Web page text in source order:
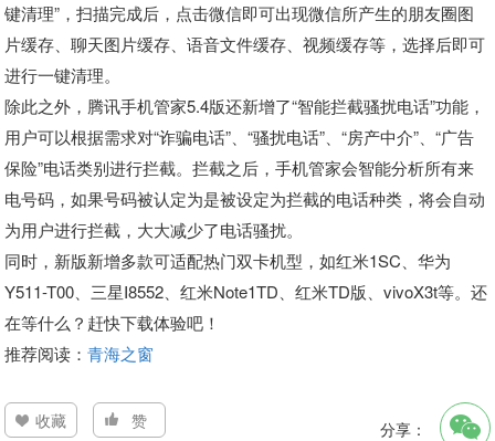
键清理”，扫描完成后，点击微信即可出现微信所产生的朋友圈图
片缓存、聊天图片缓存、语音文件缓存、视频缓存等，选择后即可
进行一键清理。
除此之外，腾讯手机管家5.4版还新增了“智能拦截骚扰电话”功能，
用户可以根据需求对“诈骗电话”、“骚扰电话”、“房产中介”、“广告
保险”电话类别进行拦截。拦截之后，手机管家会智能分析所有来
电号码，如果号码被认定为是被设定为拦截的电话种类，将会自动
为用户进行拦截，大大减少了电话骚扰。
同时，新版新增多款可适配热门双卡机型，如红米1SC、华为
Y511-T00、三星I8552、红米Note1TD、红米TD版、vivoX3t等。还
在等什么？赶快下载体验吧！
推荐阅读：青海之窗
收藏 赞 分享：